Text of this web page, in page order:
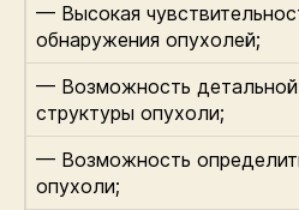
— Высокая
обнаружения опухолей;
— Возможность детальной
структуры опухоли;
— Возможность
опухоли;